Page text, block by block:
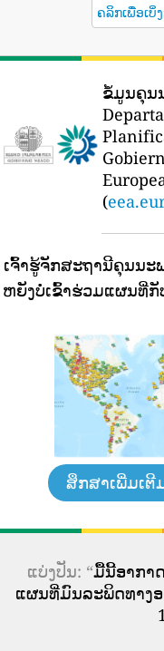
ຄລິກເພື່ອເ
ຂໍ້ມູນຄຸນ
(
ເຈົ້າຮູ້ຈັກສະຖານີຄຸນນະ
ຫຍັງບໍ່ເຂົ້າຮ່ວມແຜນທີ່
ສຶກສາເພີ່ມເຕີ
ແບ່ງປັນ: “ມື້ນີ້ອາກາ
ແຜນທີ່ມົນລະພິດທາງ